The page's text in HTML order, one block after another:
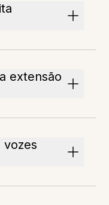
extensão
vozes